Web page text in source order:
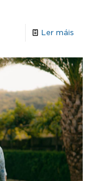
Ler máis